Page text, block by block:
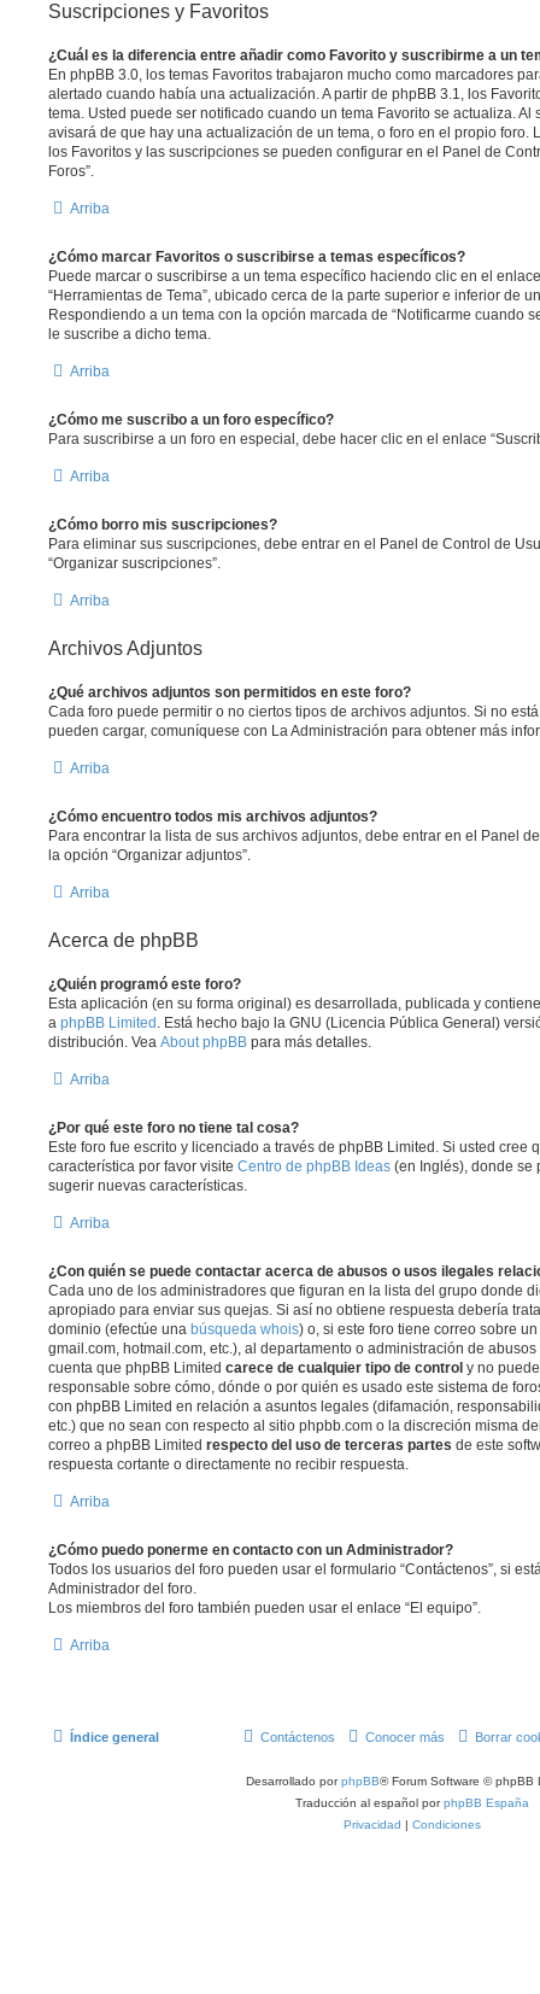
Suscripciones y Favoritos
¿Cuál es la diferencia entre añadir como Favorito y suscribirme a un
En phpBB 3.0, los temas Favoritos trabajaron mucho como marcadores
alertado cuando había una actualización. A partir de phpBB 3.1, los
tema. Usted puede ser notificado cuando un tema Favorito se actualiza. Al
avisará de que hay una actualización de un tema, o foro en el propio foro.
los Favoritos y las suscripciones se pueden configurar en el Panel de
Foros”.
Arriba
¿Cómo marcar Favoritos o suscribirse a temas específicos?
Puede marcar o suscribirse a un tema específico haciendo clic en el
“Herramientas de Tema”, ubicado cerca de la parte superior e inferior de
Respondiendo a un tema con la opción marcada de “Notificarme cuando
le suscribe a dicho tema.
Arriba
¿Cómo me suscribo a un foro específico?
Para suscribirse a un foro en especial, debe hacer clic en el enlace
Arriba
¿Cómo borro mis suscripciones?
Para eliminar sus suscripciones, debe entrar en el Panel de Control de
“Organizar suscripciones”.
Arriba
Archivos Adjuntos
¿Qué archivos adjuntos son permitidos en este foro?
Cada foro puede permitir o no ciertos tipos de archivos adjuntos. Si no
pueden cargar, comuníquese con La Administración para obtener más
Arriba
¿Cómo encuentro todos mis archivos adjuntos?
Para encontrar la lista de sus archivos adjuntos, debe entrar en el Panel
la opción “Organizar adjuntos”.
Arriba
Acerca de phpBB
¿Quién programó este foro?
Esta aplicación (en su forma original) es desarrollada, publicada y
a phpBB Limited . Está hecho bajo la GNU (Licencia Pública General)
distribución. Vea About phpBB para más detalles.
Arriba
¿Por qué este foro no tiene tal cosa?
Este foro fue escrito y licenciado a través de phpBB Limited. Si usted cree
característica por favor visite Centro de phpBB Ideas (en Inglés), donde se
sugerir nuevas características.
Arriba
¿Con quién se puede contactar acerca de abusos o usos ilegales
Cada uno de los administradores que figuran en la lista del grupo donde
apropiado para enviar sus quejas. Si así no obtiene respuesta debería
dominio (efectúe una búsqueda whois) o, si este foro tiene correo sobre
gmail.com, hotmail.com, etc.), al departamento o administración de
cuenta que phpBB Limited carece de cualquier tipo de control y no
responsable sobre cómo, dónde o por quién es usado este sistema de
con phpBB Limited en relación a asuntos legales (difamación,
etc.) que no sean con respecto al sitio phpbb.com o la discreción misma
correo a phpBB Limited respecto del uso de terceras partes de este
respuesta cortante o directamente no recibir respuesta.
Arriba
¿Cómo puedo ponerme en contacto con un Administrador?
Todos los usuarios del foro pueden usar el formulario “Contáctenos”, si
Administrador del foro.
Los miembros del foro también pueden usar el enlace “El equipo”.
Arriba
Índice general Borrar
Conocer más
Contáctenos
Desarrollado porphpBB® Forum Software © phpBB
Traducción al español porphpBB España
Privacidad | Condiciones